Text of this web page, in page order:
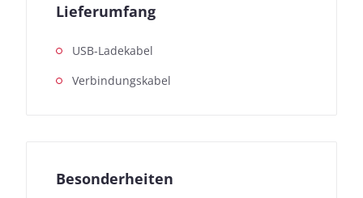
Lieferumfang
USB-Ladekabel
Verbindungskabel
Besonderheiten